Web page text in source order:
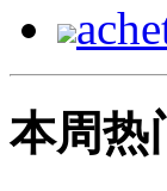
本周热